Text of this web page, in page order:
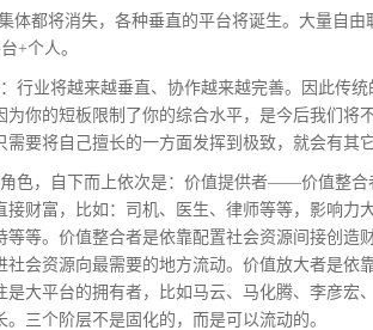
体都将消失，各种垂直的平台将诞生。大量自
+个人。
行业将越来越垂直、协作越来越完善。因此传统
为你的短板限制了你的综合水平，是今后我们将
需要将自己擅长的一方面发挥到极致，就会有其
角色，自下而上依次是：价值提供者——价值整
财富，比如：司机、医生、律师等等，影响力
等等。价值整合者是依靠配置社会资源间接创造
社会资源向最需要的地方流动。价值放大者是依
是大平台的拥有者，比如马云、马化腾、李彦宏
三个阶层不是固化的，而是可以流动的。